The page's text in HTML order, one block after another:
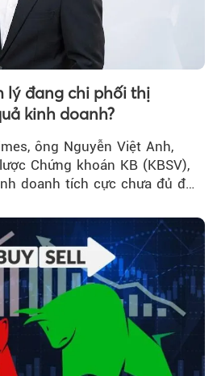
lý đang chi phối thị
kinh doanh?
ông Nguyễn Việt Anh,
Chứng khoán KB (KBSV),
doanh tích cực chưa đủ để